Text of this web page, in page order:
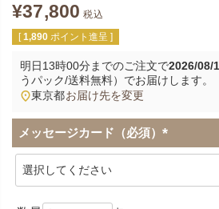
¥37,800 税込
[ 1,890 ポイント進呈 ]
明日13時00分までのご注文で2026/08/
うパック/送料無料） でお届けします。
東京都お届け先を変更
メッセージカード（必須）
(